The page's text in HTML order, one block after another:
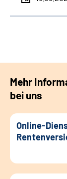
Mehr
bei uns
Online-